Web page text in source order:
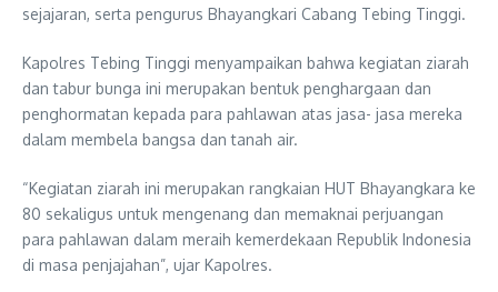
sejajaran, serta pengurus Bhayangkari Cabang Tebing Tinggi.
Kapolres Tebing Tinggi menyampaikan bahwa kegiatan ziarah
dan tabur bunga ini merupakan bentuk penghargaan dan
penghormatan kepada para pahlawan atas jasa- jasa mereka
dalam membela bangsa dan tanah air.
“Kegiatan ziarah ini merupakan rangkaian HUT Bhayangkara ke
80 sekaligus untuk mengenang dan memaknai perjuangan
para pahlawan dalam meraih kemerdekaan Republik Indonesia
di masa penjajahan”, ujar Kapolres.